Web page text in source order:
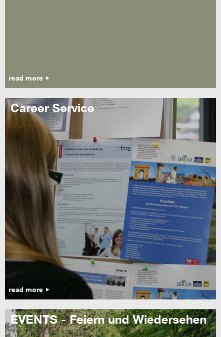
read more
Career Service
read more
EVENTS - Feiern und Wiedersehen